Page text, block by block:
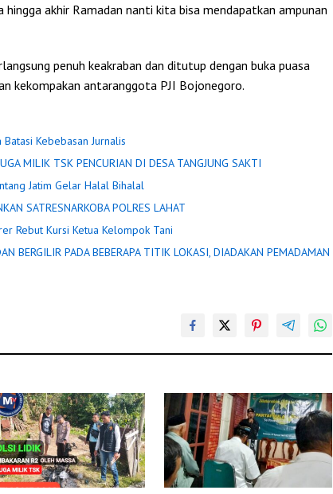
akhir Ramadan nanti kita bisa mendapatkan ampunan
penuh keakraban dan ditutup dengan buka puasa
kekompakan antaranggota PJI Bojonegoro.
Kebebasan Jurnalis
POLISI LIDIK TERKAIT PEMBAKARAN R2 DIDUGA MILIK TSK PENCURIAN DI DESA TANGJUNG SAKTI
Jatim Gelar Halal Bihalal
DIAMANKAN SATRESNARKOBA POLRES LAHAT
Rebut Kursi Ketua Kelompok Tani